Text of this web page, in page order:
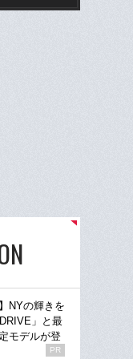
NYの輝きを
」と最
モデルが登
PR